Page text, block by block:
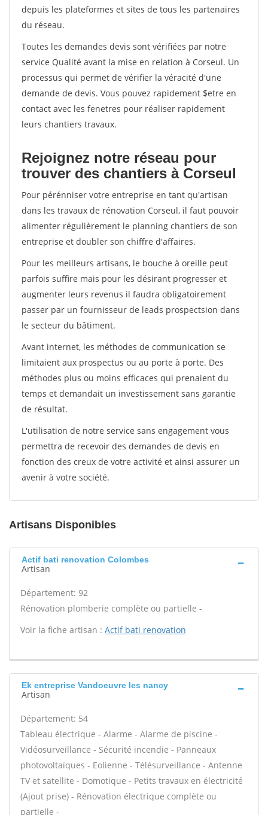
depuis les plateformes et sites de tous les partenaires
du réseau.
Toutes les demandes devis sont vérifiées par notre
service Qualité avant la mise en relation à Corseul. Un
processus qui permet de vérifier la véracité d'une
demande de devis. Vous pouvez rapidement $etre en
contact avec les fenetres pour réaliser rapidement
leurs chantiers travaux.
Rejoignez notre réseau pour
trouver des chantiers à Corseul
Pour pérénniser votre entreprise en tant qu'artisan
dans les travaux de rénovation Corseul, il faut pouvoir
alimenter régulièrement le planning chantiers de son
entreprise et doubler son chiffre d'affaires.
Pour les meilleurs artisans, le bouche à oreille peut
parfois suffire mais pour les désirant progresser et
augmenter leurs revenus il faudra obligatoirement
passer par un fournisseur de leads prospectsion dans
le secteur du bâtiment.
Avant internet, les méthodes de communication se
limitaient aux prospectus ou au porte à porte. Des
méthodes plus ou moins efficaces qui prenaient du
temps et demandait un investissement sans garantie
de résultat.
L'utilisation de notre service sans engagement vous
permettra de recevoir des demandes de devis en
fonction des creux de votre activité et ainsi assurer un
avenir à votre société.
Artisans Disponibles
Actif bati renovation Colombes
Artisan
Département: 92
Rénovation plomberie complète ou partielle -
Voir la fiche artisan : Actif bati renovation
Ek entreprise Vandoeuvre les nancy
Artisan
Département: 54
Tableau électrique - Alarme - Alarme de piscine -
Vidéosurveillance - Sécurité incendie - Panneaux
photovoltaïques - Eolienne - Télésurveillance - Antenne
TV et satellite - Domotique - Petits travaux en électricité
(Ajout prise) - Rénovation électrique complète ou
partielle -